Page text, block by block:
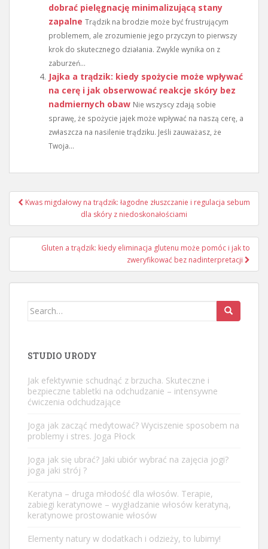
dobrać pielęgnację minimalizującą stany
zapalne Trądzik na brodzie może być frustrującym
problemem, ale zrozumienie jego przyczyn to pierwszy
krok do skutecznego działania. Zwykle wynika on z
zaburzeń...
Jajka a trądzik: kiedy spożycie może wpływać
na cerę i jak obserwować reakcje skóry bez
nadmiernych obaw Nie wszyscy zdają sobie
sprawę, że spożycie jajek może wpływać na naszą cerę, a
zwłaszcza na nasilenie trądziku. Jeśli zauważasz, że
Twoja...
Nawigacja
Kwas migdałowy na trądzik: łagodne złuszczanie i regulacja sebum
dla skóry z niedoskonałościami
Gluten a trądzik: kiedy eliminacja glutenu może pomóc i jak to
zweryfikować bez nadinterpretacji
Search
STUDIO URODY
Jak efektywnie schudnąć z brzucha. Skuteczne i
bezpieczne tabletki na odchudzanie – intensywne
ćwiczenia odchudzające
Joga jak zacząć medytować? Wyciszenie sposobem na
problemy i stres. Joga Płock
Joga jak się ubrać? Jaki ubiór wybrać na zajęcia jogi?
joga jaki strój ?
Keratyna – druga młodość dla włosów. Terapie,
zabiegi keratynowe – wygładzanie włosów keratyną,
keratynowe prostowanie włosów
Elementy natury w dodatkach i odzieży, to lubimy!